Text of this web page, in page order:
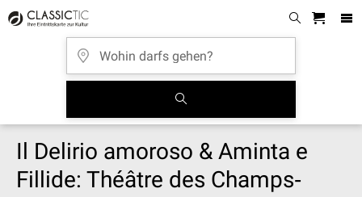
Il Delirio amoroso & Aminta e
Fillide: Théâtre des Champs‐